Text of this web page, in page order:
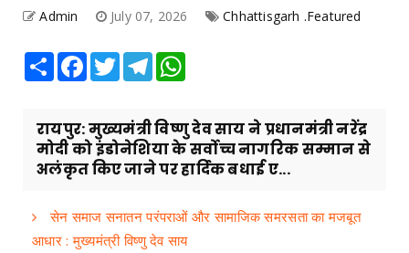
Admin July 07, 2026 Chhattisgarh .Featured
Share Facebook
TwitterTelegram
रायपुर: मुख्यमंत्री विष्णु देव साय ने प्रधानमंत्री नरेंद्र
मोदी को इंडोनेशिया के सर्वोच्च नागरिक सम्मान से
अलंकृत किए जाने पर हार्दिक बधाई ए...
सेन समाज सनातन परंपराओं और सामाजिक समरसता का मजबूत
आधार : मुख्यमंत्री विष्णु देव साय